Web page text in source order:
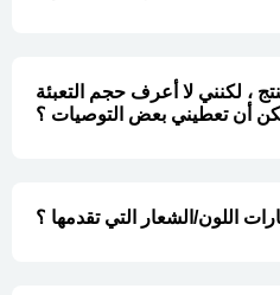
، لكنني لا أعرف حجم التعبئة
أن تعطيني بعض التوصيات ؟
اللون/الشعار التي تقدمها ؟